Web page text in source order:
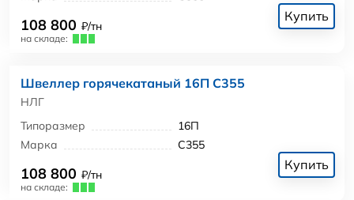
108 800 ₽/тн
на складе:
Купить
Швеллер горячекатаный 16П С355
НЛГ
Типоразмер
16П
Марка
С355
108 800 ₽/тн
на складе:
Купить